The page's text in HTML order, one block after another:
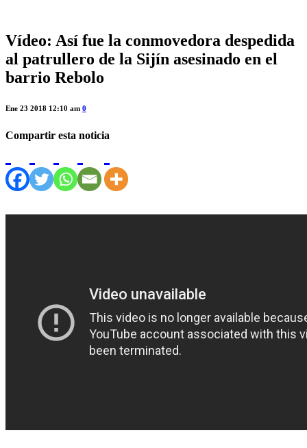
Vídeo: Así fue la conmovedora despedida
al patrullero de la Sijín asesinado en el
barrio Rebolo
Ene 23 2018 12:10 am 0
Compartir esta noticia